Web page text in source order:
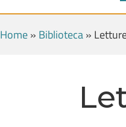
Home» Biblioteca»